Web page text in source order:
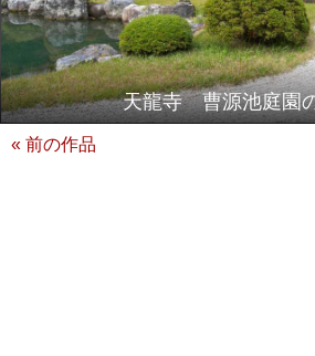
天龍寺 曹源池庭園
« 前の作品